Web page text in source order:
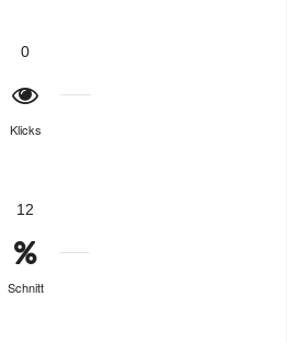
0
Klicks
12
Schnitt